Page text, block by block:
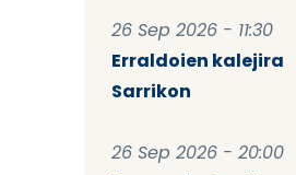
26 Sep 2026 - 11:30
Erraldoien kalejira
Sarrikon
26 Sep 2026 - 20:00